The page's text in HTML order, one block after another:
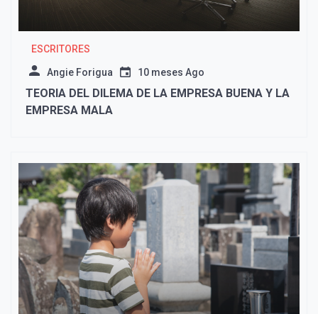
ESCRITORES
Angie Forigua 10 meses Ago
TEORIA DEL DILEMA DE LA EMPRESA BUENA Y LA
EMPRESA MALA